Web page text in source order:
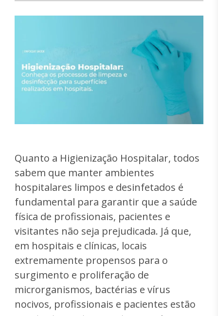
Quanto a Higienização Hospitalar, todos
sabem que manter ambientes
hospitalares limpos e desinfetados é
fundamental para garantir que a saúde
física de profissionais, pacientes e
visitantes não seja prejudicada. Já que,
em hospitais e clínicas, locais
extremamente propensos para o
surgimento e proliferação de
microrganismos, bactérias e vírus
nocivos, profissionais e pacientes estão